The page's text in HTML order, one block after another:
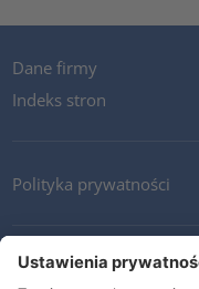
Dane firmy
Indeks stron
Polityka prywatności